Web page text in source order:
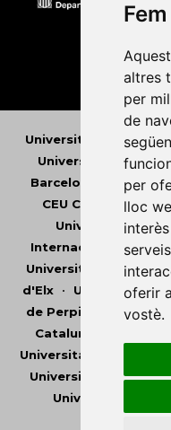
altres
per
de
per
lloc
oferir
vostè.
Universitat Abat Oliba
Universitat
Barcelona
CEU Cardenal
Universitat de
Internacional de
Universitat de Lleida
d'Elx• Universitat
de Perpinyà Via
Catalunya
Universitat Pompeu
Universitat Rovira i
Universitat de